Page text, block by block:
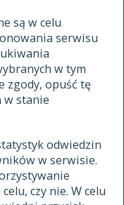
są w celu
serwisu
w tym
zgody, opuść tę
w stanie
odwiedzin
w serwisie.
czy nie. W celu